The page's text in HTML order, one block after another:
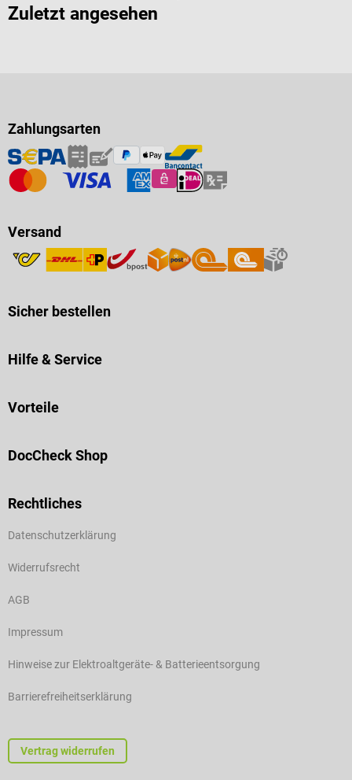
Zuletzt angesehen
Zahlungsarten
Versand
Sicher bestellen
Hilfe & Service
Vorteile
DocCheck Shop
Rechtliches
Datenschutzerklärung
Widerrufsrecht
AGB
Impressum
Hinweise zur Elektroaltgeräte- & Batterieentsorgung
Barrierefreiheitserklärung
Vertrag widerrufen